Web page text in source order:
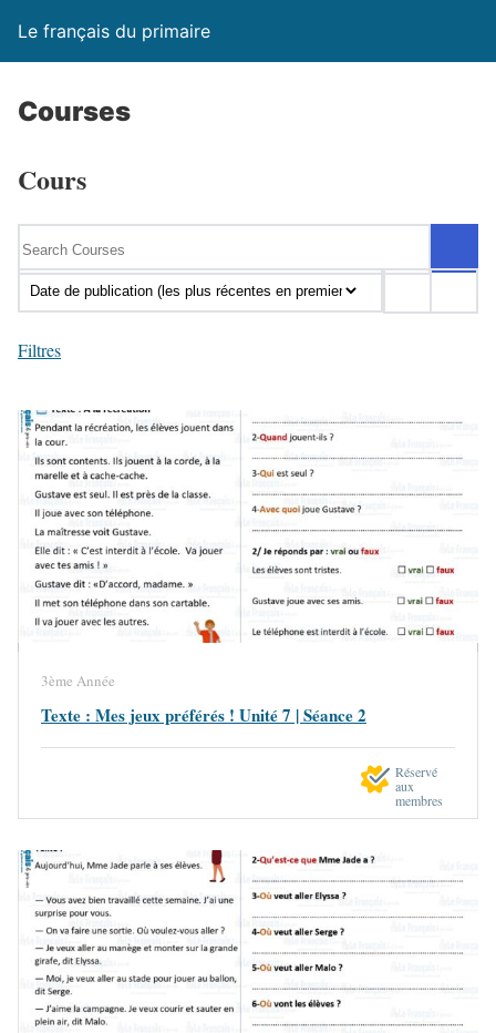
Le français du primaire
Courses
Cours
Filtres
3ème Année
Texte : Mes jeux préférés ! Unité 7 | Séance 2
Réservé
aux
membres